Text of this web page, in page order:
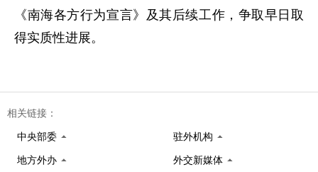
《南海各方行为宣言》及其后续工作，争取早日取
得实质性进展。
相关链接：
中央部委 驻外机构
地方外办 外交新媒体